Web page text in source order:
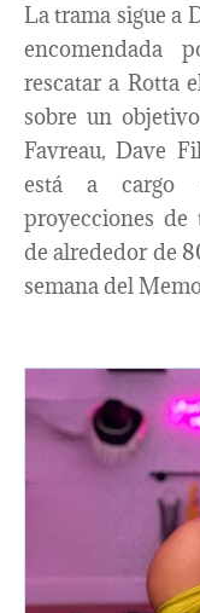
La trama sigue a
encomendada
rescatar a Rotta
sobre un
Favreau, Dave
está a cargo
proyecciones de
de alrededor de
semana del